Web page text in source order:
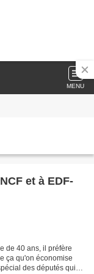
MENU
et à EDF-
de 40 ans, il préfère
ça qu'on économise
des députés qui